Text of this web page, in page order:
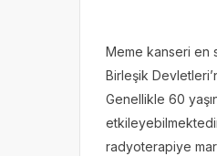
Meme kanseri en
Birleşik
Genellikle 60
radyoterapiye